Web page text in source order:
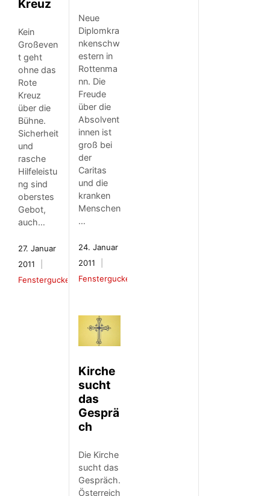
Kreuz
Kein
Großeven
t geht
ohne das
Rote
Kreuz
über die
Bühne.
Sicherheit
und
rasche
Hilfeleistu
ng sind
oberstes
Gebot,
auch…
27. Januar
2011
Fenstergucker
Neue
Diplomkra
nkenschw
estern in
Rottenma
nn. Die
Freude
über die
Absolvent
innen ist
groß bei
der
Caritas
und die
kranken
Menschen
…
24. Januar
2011
Fenstergucker
Kirche
sucht
das
Gesprä
ch
Die Kirche
sucht das
Gespräch.
Österreich